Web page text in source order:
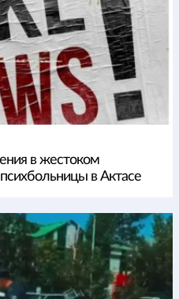
в жестоком
в Актасе